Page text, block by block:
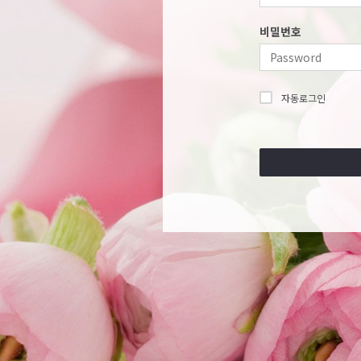
비밀번호
자동로그인